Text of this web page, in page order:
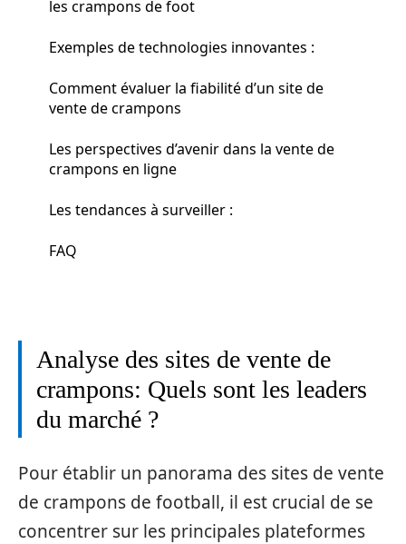
les crampons de foot
Exemples de technologies innovantes :
Comment évaluer la fiabilité d’un site de
vente de crampons
Les perspectives d’avenir dans la vente de
crampons en ligne
Les tendances à surveiller :
FAQ
Analyse des sites de vente de
crampons: Quels sont les leaders
du marché ?
Pour établir un panorama des sites de vente
de crampons de football, il est crucial de se
concentrer sur les principales plateformes